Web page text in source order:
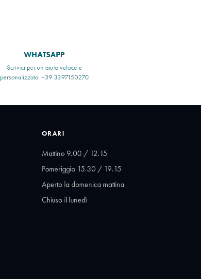
WHATSAPP
Scrivici per un aiuto veloce e
personalizzato: +39 3397150270
ORARI
Mattino 9.00 / 12.15
Pomeriggio 15.30 / 19.15
Aperto la domenica mattina
Chiuso il lunedì